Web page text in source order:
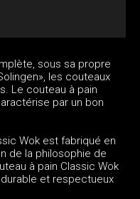
sous sa propre
les couteaux
Le couteau à pain
par un bon
Wok est fabriqué en
de la philosophie de
à pain Classic Wok
et respectueux